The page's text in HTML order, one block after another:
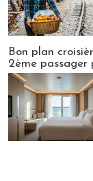
Bon plan
2ème passager